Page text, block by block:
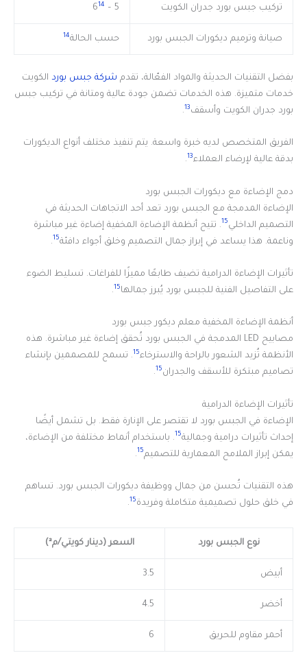
تركيب جبس بورد جدران الكويت 5 – 6
14
صيانة وترميم ديكورات الجبس بورد حسب الحالة14
بفضل التقنيات الحديثة والمواد الفعّالة، تقدم شركة جبس بورد الكويت
خدمات متميزة. هذه الخدمات تضمن جودة عالية ومتانة في تركيب جبس
بورد جدران الكويت وأسقف13
.
الفريق المتخصص لديه خبرة واسعة. يتم تنفيذ مختلف أنواع الديكورات
بدقة عالية لإرضاء العملاء13
.
دمج الإضاءة مع ديكورات الجبس بورد
الإضاءة المدمجة مع الجبس بورد تعد أحد الاتجاهات الحديثة في
التصميم الداخلي15. تتيح أنظمة الإضاءة المخفية إضاءة غير مباشرة
وناعمة. هذا يساعد في إبراز جمال التصميم وخلق أجواء دافئة15
.
تأثيرات الإضاءة الدرامية تضيف طابعًا مميزًا للفراغات. تسليط الضوء
على التفاصيل الفنية للجبس بورد يُبرز جمالها15
.
أنظمة الإضاءة المخفية معلم ديكور جبس بورد
مصابيح LED المدمجة في الجبس بورد تُحقق إضاءة غير مباشرة. هذه
الأنظمة تُزيد الشعور بالراحة والاسترخاء15. تسمح للمصممين بإنشاء
تصاميم مبتكرة للأسقف والجدران15
.
تأثيرات الإضاءة الدرامية
الإضاءة في الجبس بورد لا تقتصر على الإنارة فقط. بل تشمل أيضًا
إحداث تأثيرات درامية وجمالية15. باستخدام أنماط مختلفة من الإضاءة،
يمكن إبراز الملامح المعمارية للتصميم15
.
هذه التقنيات تُحسن من جمال ووظيفة ديكورات الجبس بورد. تساهم
في خلق حلول تصميمية متكاملة وفريدة15
.
نوع الجبس بورد السعر (دينار كويتي/م²)
أبيض 3.5
أخضر 4.5
أحمر مقاوم للحريق 6